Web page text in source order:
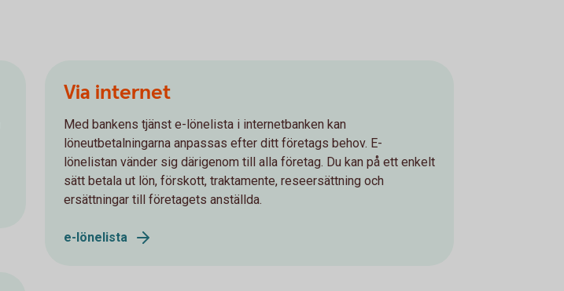
Via internet
Med bankens tjänst e-lönelista i internetbanken kan
löneutbetalningarna anpassas efter ditt företags behov. E-
lönelistan vänder sig därigenom till alla företag. Du kan på ett enkelt
sätt betala ut lön, förskott, traktamente, reseersättning och
ersättningar till företagets anställda.
e-lönelista